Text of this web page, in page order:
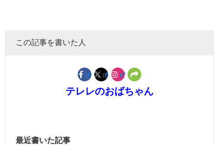
この記事を書いた人
テレレのおばちゃん
最近書いた記事